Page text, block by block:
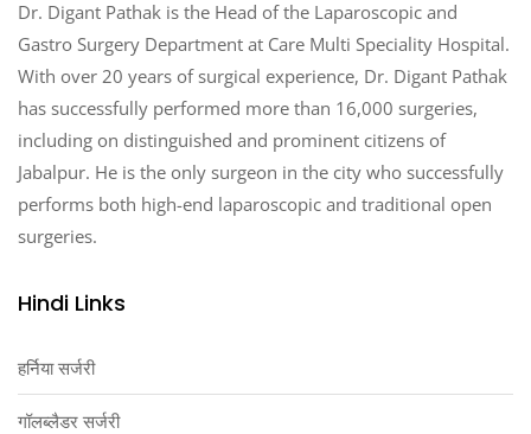
Dr. Digant Pathak is the Head of the Laparoscopic and
Gastro Surgery Department at Care Multi Speciality Hospital.
With over 20 years of surgical experience, Dr. Digant Pathak
has successfully performed more than 16,000 surgeries,
including on distinguished and prominent citizens of
Jabalpur. He is the only surgeon in the city who successfully
performs both high-end laparoscopic and traditional open
surgeries.
Hindi Links
हर्निया सर्जरी
गॉलब्लैडर सर्जरी